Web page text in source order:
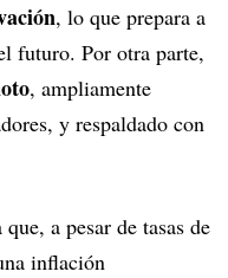
, lo que prepara a
futuro. Por otra parte,
, ampliamente
y respaldado con
a pesar de tasas de
inflación